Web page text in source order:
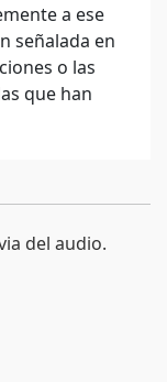
a ese
señalada en
o las
que han